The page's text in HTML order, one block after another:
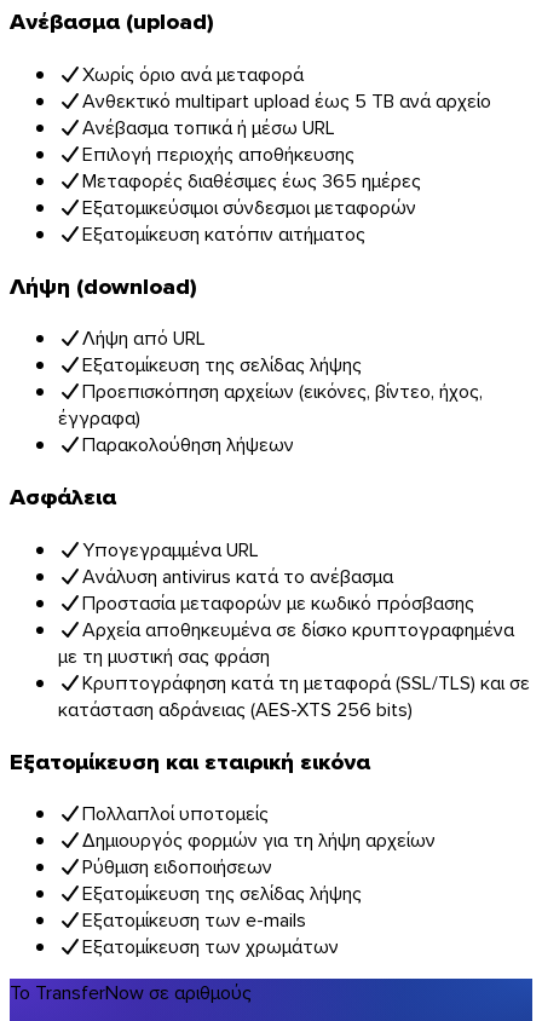
Ανέβασμα (upload)
Χωρίς όριο ανά μεταφορά
Ανθεκτικό multipart upload έως 5 TB ανά αρχείο
Ανέβασμα τοπικά ή μέσω URL
Επιλογή περιοχής αποθήκευσης
Μεταφορές διαθέσιμες έως 365 ημέρες
Εξατομικεύσιμοι σύνδεσμοι μεταφορών
Εξατομίκευση κατόπιν αιτήματος
Λήψη (download)
Λήψη από URL
Εξατομίκευση της σελίδας λήψης
Προεπισκόπηση αρχείων (εικόνες, βίντεο, ήχος,
έγγραφα)
Παρακολούθηση λήψεων
Ασφάλεια
Υπογεγραμμένα URL
Ανάλυση antivirus κατά το ανέβασμα
Προστασία μεταφορών με κωδικό πρόσβασης
Αρχεία αποθηκευμένα σε δίσκο κρυπτογραφημένα
με τη μυστική σας φράση
Κρυπτογράφηση κατά τη μεταφορά (SSL/TLS) και σε
κατάσταση αδράνειας (AES-XTS 256 bits)
Εξατομίκευση και εταιρική εικόνα
Πολλαπλοί υποτομείς
Δημιουργός φορμών για τη λήψη αρχείων
Ρύθμιση ειδοποιήσεων
Εξατομίκευση της σελίδας λήψης
Εξατομίκευση των e-mails
Εξατομίκευση των χρωμάτων
Το TransferNow σε αριθμούς